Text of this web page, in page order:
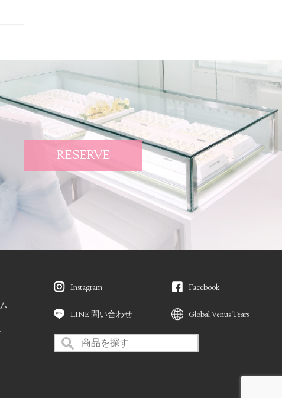
RESERVE
Instagram
LINE 問い合わせ
Facebook
Global Venus Tears